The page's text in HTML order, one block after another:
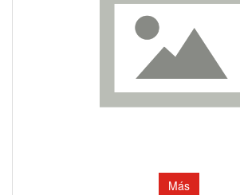
Más